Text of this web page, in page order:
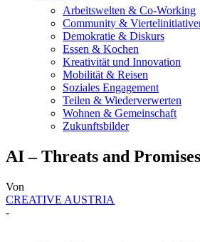
Arbeitswelten & Co-Working
Community &
Demokratie & Diskurs
Essen & Kochen
Kreativität und Innovation
Mobilität & Reisen
Soziales Engagement
Teilen & Wiederverwerten
Wohnen & Gemeinschaft
Zukunftsbilder
AI – Threats and
Von
CREATIVE AUSTRIA
-